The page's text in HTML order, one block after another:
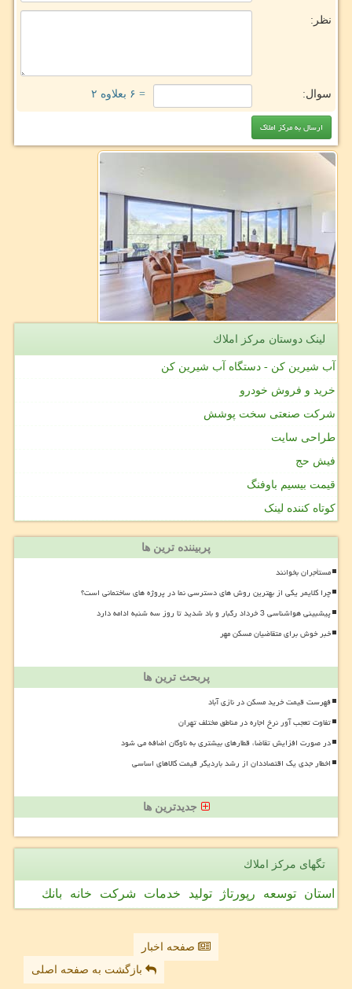
نظر:
سوال: = ۶ بعلاوه ۲
لینک دوستان مركز املاك
آب شیرین کن - دستگاه آب شیرین کن
خرید و فروش خودرو
شرکت صنعتی سخت پوشش
طراحی سایت
فیش حج
قیمت بیسیم باوفنگ
کوتاه کننده لینک
پربیننده ترین ها
مستأجران بخوانند
چرا کلایمر یکی از بهترین روش های دسترسی نما در پروژه های ساختمانی است؟
پیشبینی هواشناسی 3 خرداد رگبار و باد شدید تا روز سه شنبه ادامه دارد
خبر خوش برای متقاضیان مسکن مهر
پربحث ترین ها
فهرست قیمت خرید مسکن در نازی آباد
تفاوت تعجب آور نرخ اجاره در مناطق مختلف تهران
در صورت افزایش تقاضا، قطارهای بیشتری به ناوگان اضافه می شود
اخطار جدی یک اقتصاددان از رشد باردیگر قیمت کالاهای اساسی
جدیدترین ها
تگهای مركز املاك
استان توسعه رپورتاژ تولید خدمات شركت خانه بانك
صفحه اخبار
بازگشت به صفحه اصلی